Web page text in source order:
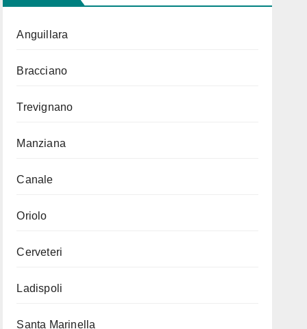
Anguillara
Bracciano
Trevignano
Manziana
Canale
Oriolo
Cerveteri
Ladispoli
Santa Marinella